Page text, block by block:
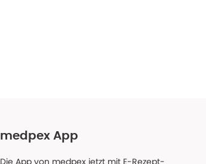
medpex App
Die App von medpex jetzt mit E-Rezept-